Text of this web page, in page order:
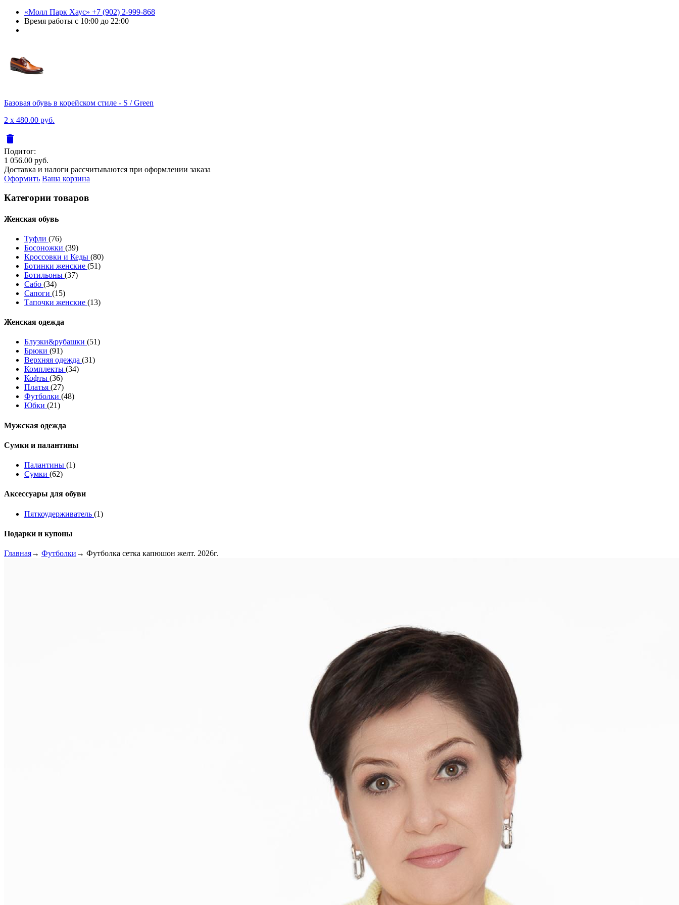
«Молл Парк Хаус» +7 (902) 2-999-868
Время работы с 10:00 до 22:00
Базовая обувь в корейском стиле - S / Green
2 x 480.00 руб.
delete
Подитог:
1 056.00 руб.
Доставка и налоги рассчитываются при оформлении заказа
Оформить Ваша корзина
Категории товаров
Женcкая обувь
Туфли (76)
Босоножки (39)
Кроссовки и Кеды (80)
Ботинки женские (51)
Ботильоны (37)
Сабо (34)
Сапоги (15)
Тапочки женские (13)
Женская одежда
Блузки&рубашки (51)
Брюки (91)
Верхняя одежда (31)
Комплекты (34)
Кофты (36)
Платья (27)
Футболки (48)
Юбки (21)
Мужская одежда
Сумки и палантины
Палантины (1)
Сумки (62)
Аксессуары для обуви
Пяткоудерживатель (1)
Подарки и купоны
Главная→ Футболки → Футболка сетка капюшон желт. 2026г.